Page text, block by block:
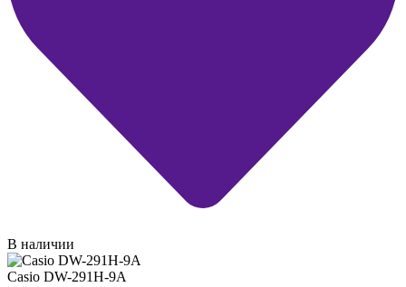
В наличии
Casio DW-291H-9A